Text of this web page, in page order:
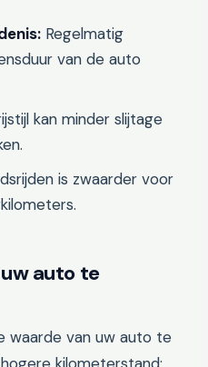
Regelmatig
van de auto
kan minder slijtage
is zwaarder voor
auto te
waarde van uw auto te